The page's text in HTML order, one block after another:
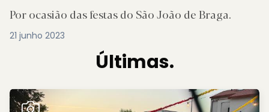
Por ocasião das festas do São João de Braga.
21 junho 2023
Últimas.